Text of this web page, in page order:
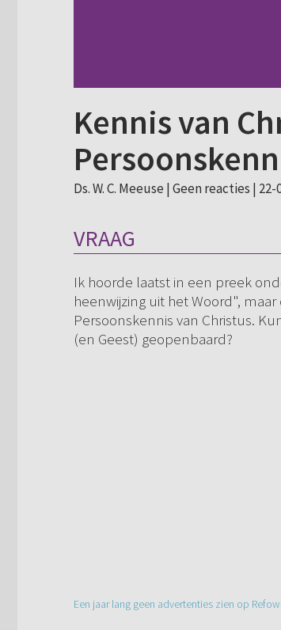
Kennis van
Ds. W. C. Meeuse | Geen reacties | 22-
VRAAG
Ik hoorde laatst in een preek
heenwijzing uit het Woord",
Persoonskennis van Christus.
(en Geest) geopenbaard?
Een jaar lang geen advertenties zien op